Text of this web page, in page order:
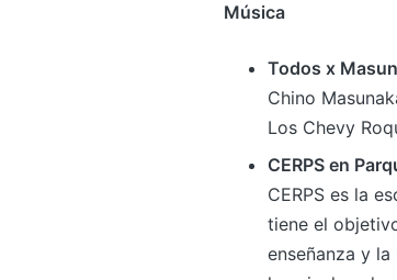
Música
Todos x
Chino
Los Chevy
CERPS en
CERPS es la
tiene el
enseñanza y